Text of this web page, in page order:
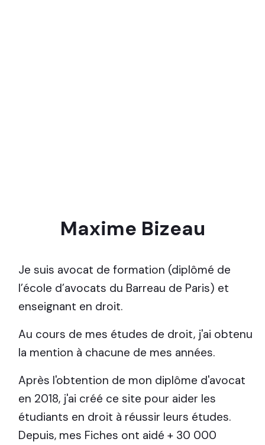
Maxime Bizeau
Je suis avocat de formation (diplômé de
l’école d’avocats du Barreau de Paris) et
enseignant en droit.
Au cours de mes études de droit, j'ai obtenu
la mention à chacune de mes années.
Après l'obtention de mon diplôme d'avocat
en 2018, j'ai créé ce site pour aider les
étudiants en droit à réussir leurs études.
Depuis, mes Fiches ont aidé + 30 000